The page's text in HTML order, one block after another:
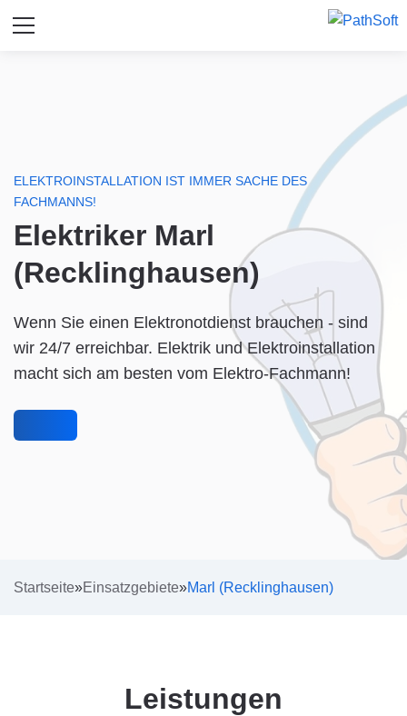
ELEKTROINSTALLATION IST IMMER SACHE DES
FACHMANNS!
Elektriker Marl
(Recklinghausen)
Wenn Sie einen Elektronotdienst brauchen - sind
wir 24/7 erreichbar. Elektrik und Elektroinstallation
macht sich am besten vom Elektro-Fachmann!
Startseite»Einsatzgebiete»Marl (Recklinghausen)
Leistungen